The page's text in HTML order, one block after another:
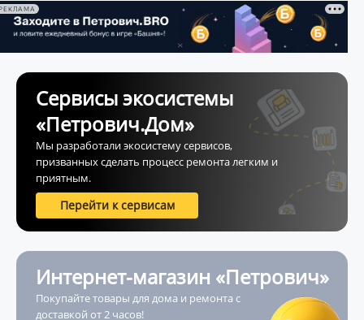
Сервисы экосистемы
«Петрович.Дом»
Мы разработали экосистему сервисов,
призванных сделать процесс ремонта легким и
приятным.
Перейти к сервисам
Интернет-магазин «Петрович»
Покупайте товары для дома и ремонта с
доставкой от 2 часов!